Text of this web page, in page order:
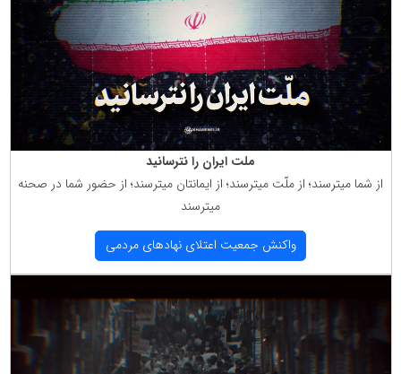
ملت ایران را نترسانید
از شما میترسند؛ از ملّت میترسند؛ از ایمانتان میترسند؛ از حضور شما در صحنه
میترسند
واكنش جمعیت اعتلای نهادهای مردمی